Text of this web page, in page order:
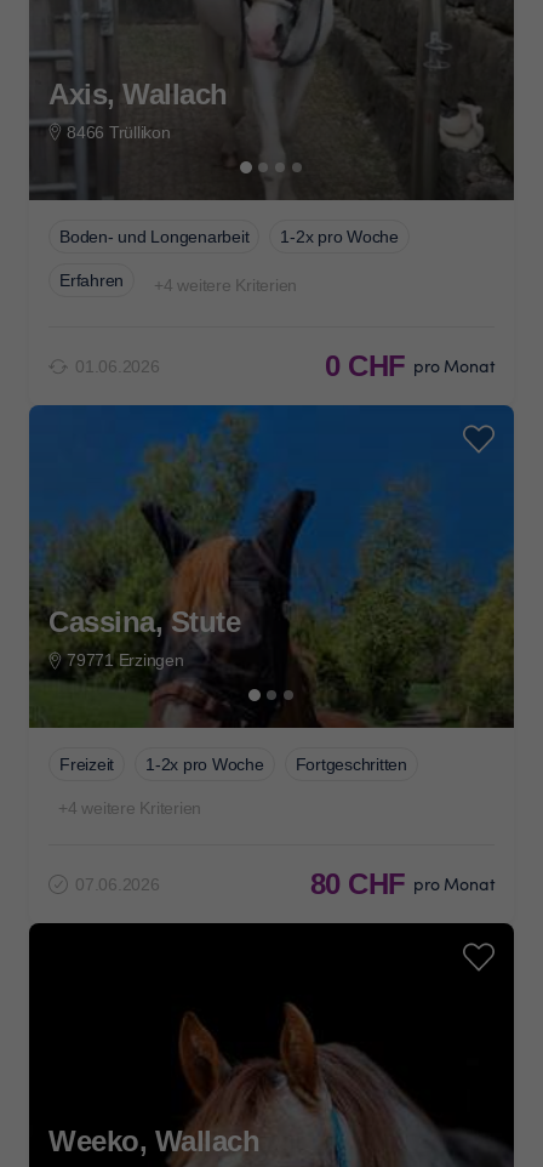
Axis, Wallach
8466 Trüllikon
Boden- und Longenarbeit 1-2x pro Woche
Erfahren +4 weitere Kriterien
01.06.2026 0 CHF pro Monat
Cassina, Stute
79771 Erzingen
Freizeit 1-2x pro Woche Fortgeschritten
+4 weitere Kriterien
07.06.2026 80 CHF pro Monat
Weeko, Wallach